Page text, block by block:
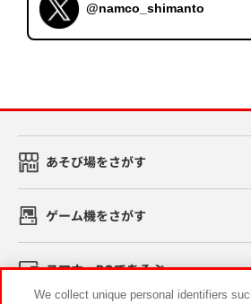
@namco_shimanto
あそび場をさがす
ゲーム機をさがす
スマホ・PCであそぶ
We collect unique personal identifiers